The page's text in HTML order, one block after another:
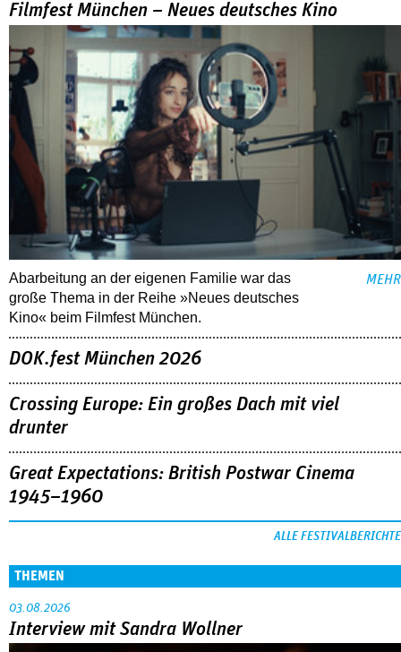
Filmfest München – Neues deutsches Kino
Abarbeitung an der eigenen Familie war das
große Thema in der Reihe »Neues deutsches
Kino« beim Filmfest München.
MEHR
DOK.fest München 2026
Crossing Europe: Ein großes Dach mit viel
drunter
Great Expectations: British Postwar Cinema
1945–1960
ALLE FESTIVALBERICHTE
THEMEN
03.08.2026
Interview mit Sandra Wollner